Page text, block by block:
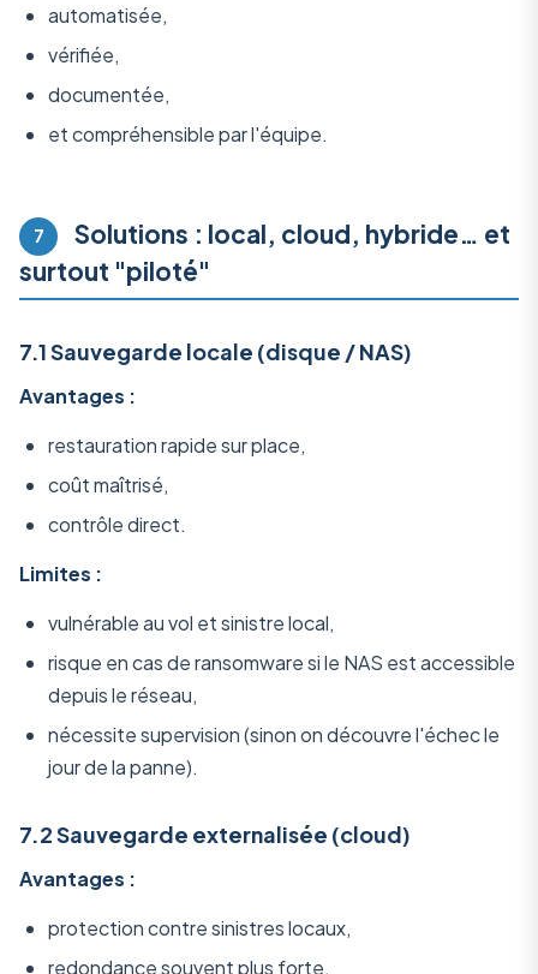
automatisée,
vérifiée,
documentée,
et compréhensible par l'équipe.
7
Solutions : local, cloud, hybride… et
surtout "piloté"
7.1 Sauvegarde locale (disque / NAS)
Avantages :
restauration rapide sur place,
coût maîtrisé,
contrôle direct.
Limites :
vulnérable au vol et sinistre local,
risque en cas de ransomware si le NAS est accessible
depuis le réseau,
nécessite supervision (sinon on découvre l'échec le
jour de la panne).
7.2 Sauvegarde externalisée (cloud)
Avantages :
protection contre sinistres locaux,
redondance souvent plus forte,